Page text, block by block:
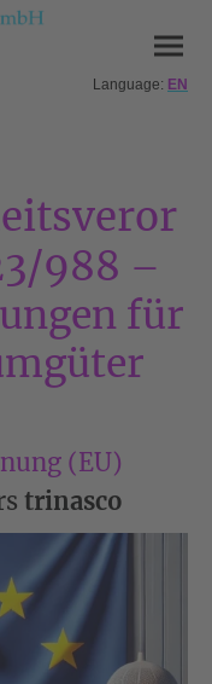
Language: EN
988 –
für
(EU)
trinasco